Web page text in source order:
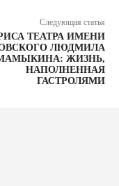
Следующая статья
ТЕАТРА ИМЕНИ
ЛЮДМИЛА
ЖИЗНЬ,
НАПОЛНЕННАЯ
ГАСТРОЛЯМИ